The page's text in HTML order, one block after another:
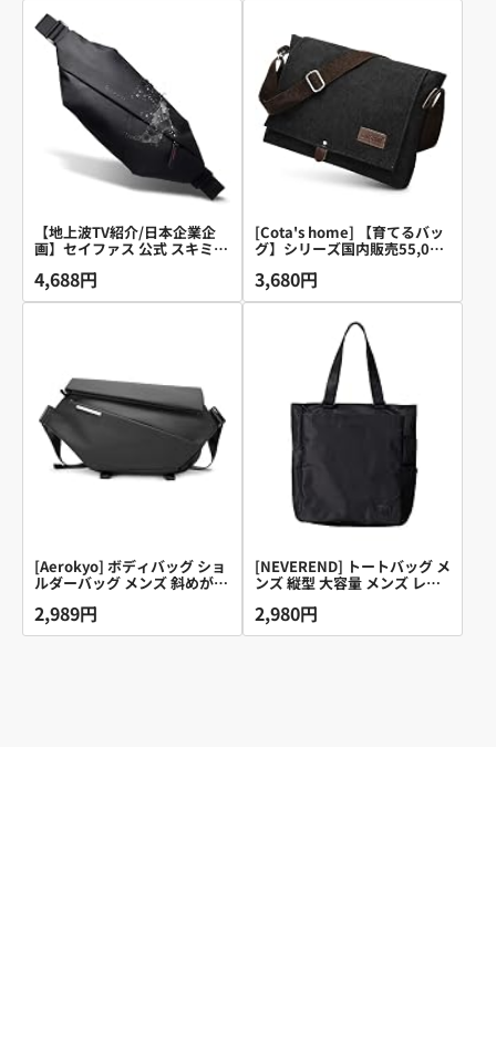
【地上波TV紹介/日本企業企
画】セイファス 公式 スキミン
ボディバッグ ショルダーバッ
グ ウエストポーチ メンズ レ
ーディネートのお悩み解決 電
子コラム付き (ブラック（赤ジ
ッパー）, 機能強化モデル)
4,688円
[Cota's home] 【育てるバッ
グ】シリーズ国内販売55,000
個突破 ショルダーバッグ メン
ズ A4 大容量 帆布 (ブラック)
3,680円
[Aerokyo] ボディバッグ ショ
ルダーバッグ メンズ 斜めがけ
肩掛けバッグ 斜め掛けバッグ
ワンショルダーバッグ ipad11
2,989円
[NEVEREND] トートバッグ メ
ンズ 縦型 大容量 メンズ レデ
ジュアル
2,980円